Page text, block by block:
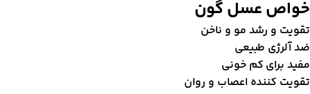
عسل گون
و رشد مو و ناخن
آلرژی طبیعی
برای کم خونی
کننده اعصاب و روان